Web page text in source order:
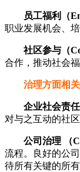
员工福利（
职业发展机会、
社区参与（
合作，推动社会
治理方面相
企业社会责
对与之互动的社
公司治理 （
流程。良好的公
待所有关键的所